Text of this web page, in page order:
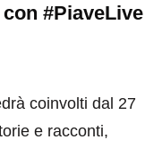
#PiaveLive
coinvolti dal 27
e racconti,